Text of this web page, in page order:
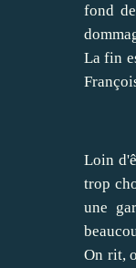
fond
La fin
Loin
trop
une
On rit,